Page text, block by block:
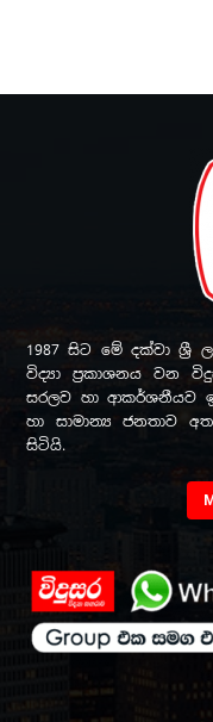
1987 සිට මේ දක්වා
විද්‍යා ප්‍රකාශනය වන
සරලව හා ආකර්ශනීයව
හා සාමාන්‍ය ජනතාව
සිටියි.